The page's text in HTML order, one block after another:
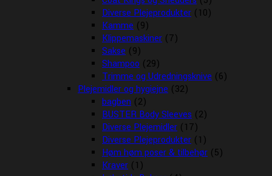
Diverse Plejeprodukter (10)
Kamme (9)
Klippemaskiner (7)
Sakse (9)
Shampoo (29)
Trimme og Udredningsknive (6)
Plejemidler og hygiejne (32)
bagben (2)
BUSTER Body Sleeves (2)
Diverse Plejemidler (17)
Diverse Plejeprodukter (1)
Høm høm poser & tilbehør (5)
Kraver (1)